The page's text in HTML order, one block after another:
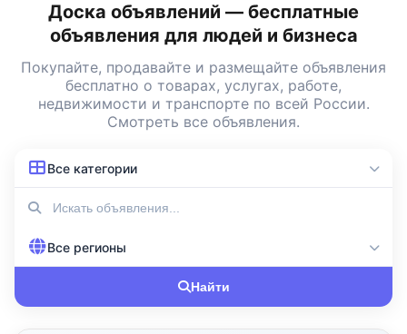
Доска объявлений — бесплатные
объявления для людей и бизнеса
Покупайте, продавайте и размещайте объявления
бесплатно о товарах, услугах, работе,
недвижимости и транспорте по всей России.
Смотреть все объявления.
Все категории
Все регионы
Найти